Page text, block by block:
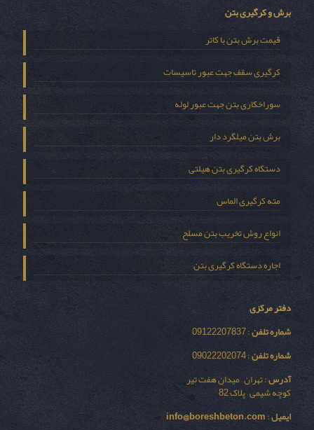
برش و کرگیری بتن
قیمت برش بتن با کاتر
کرگیری سقف جهت عبور تاسیسات
سوراخکاری بتن جهت عبور لوله
برش بتن میلگرد دار
دستگاه کرگیری بتن هیلتی
مته کرگیری الماس
انواع روش تخریب بتن مسلح
اجاره دستگاه کرگیری بتن
دفتر مرکزی
شماره تلفن: 09122207837
شماره تلفن: 09022202074
آدرس: تهران – میدان هفت تیر
کوچه شیمی – پلاک 82
ایمیل:
info@boreshbeton.com